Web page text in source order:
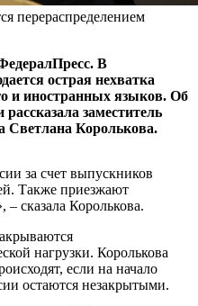
перераспределением
В
острая нехватка
и иностранных языков. Об
заместитель
Светлана Королькова.
за счет выпускников
Также приезжают
сказала Королькова.
нагрузки. Королькова
если на начало
остаются незакрытыми.